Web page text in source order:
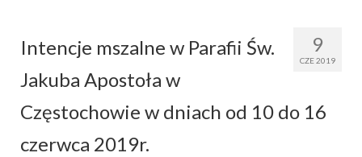
Intencje mszalne
Informacje duszpasterskie
Piszą o nas
Remont kościoła
9
CZE 2019
Intencje mszalne w Parafii Św.
Jakuba Apostoła w
Częstochowie w dniach od 10 do 16
czerwca 2019r.